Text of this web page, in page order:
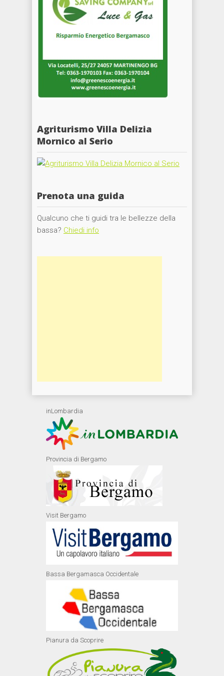
Agriturismo Villa Delizia
Mornico al Serio
Prenota una guida
Qualcuno che ti guidi tra le bellezze della
bassa? Chiedi info
inLombardia
Provincia di Bergamo
Visit Bergamo
Bassa Bergamasca Occidentale
Pianura da Scoprire